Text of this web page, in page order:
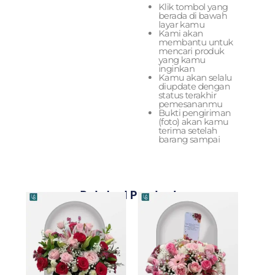
Klik tombol yang
berada di bawah
layar kamu
Kami akan
membantu untuk
mencari produk
yang kamu
inginkan
Kamu akan selalu
diupdate dengan
status terakhir
pemesananmu
Bukti pengiriman
(foto) akan kamu
terima setelah
barang sampai
Related Products
Original
was:
Rp1.525.000.
Current
is:
Rp1.344.000.